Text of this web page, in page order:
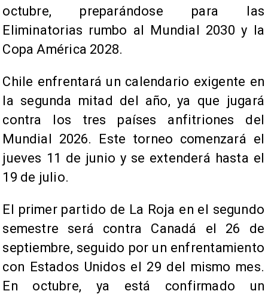
octubre, preparándose para las
Eliminatorias rumbo al Mundial 2030 y la
Copa América 2028.
Chile enfrentará un calendario exigente en
la segunda mitad del año, ya que jugará
contra los tres países anfitriones del
Mundial 2026. Este torneo comenzará el
jueves 11 de junio y se extenderá hasta el
19 de julio.
El primer partido de La Roja en el segundo
semestre será contra Canadá el 26 de
septiembre, seguido por un enfrentamiento
con Estados Unidos el 29 del mismo mes.
En octubre, ya está confirmado un